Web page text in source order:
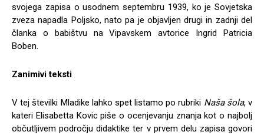
svojega zapisa o usodnem septembru 1939, ko je Sovjetska
zveza napadla Poljsko, nato pa je objavljen drugi in zadnji del
članka o babištvu na Vipavskem avtorice Ingrid Patricia
Boben.
Zanimivi teksti
V tej številki Mladike lahko spet listamo po rubriki Naša šola, v
kateri Elisabetta Kovic piše o ocenjevanju znanja kot o najbolj
občutljivem področju didaktike ter v prvem delu zapisa govori